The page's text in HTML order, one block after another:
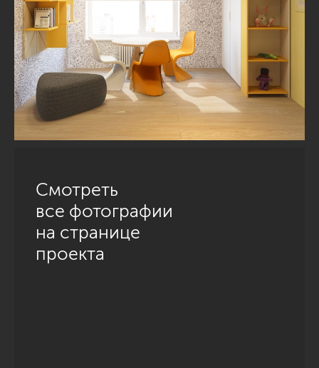
Смотреть
все фотографии
на странице
проекта